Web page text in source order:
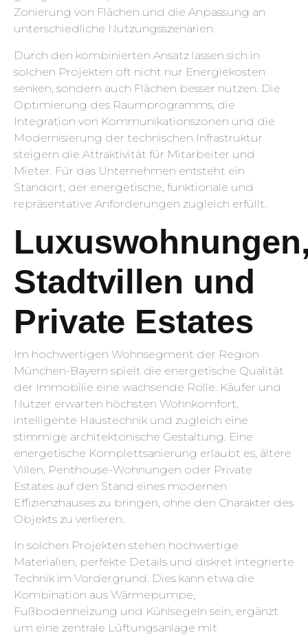
Zonierung von Flächen und die Anpassung an
unterschiedliche Nutzungsszenarien.
Durch den kombinierten Ansatz lassen sich in
solchen Projekten oft nicht nur Energiekosten
senken, sondern auch Flächen besser nutzen. Die
Optimierung des Raumprogramms, die
Integration von Kommunikationszonen und die
Modernisierung der technischen Infrastruktur
steigern die Attraktivität für Mitarbeiter und
Mieter. Für das Unternehmen entsteht ein
Standort, der energetische, funktionale und
repräsentative Anforderungen zugleich erfüllt.
Stadtvillen und
Private Estates
Im hochwertigen Wohnsegment der Region
München-Bayern spielt die energetische Qualität
der Immobilie eine wachsende Rolle. Käufer und
Nutzer erwarten höchsten Wohnkomfort,
intelligente Haustechnik und zugleich eine
stimmige architektonische Gestaltung. Eine
energetische Komplettsanierung erlaubt es, ältere
Villen, Penthouse-Wohnungen oder Private
Estates auf den Stand eines modernen
Effizienzhauses zu bringen, ohne den Charakter des
Objekts zu verlieren.
In solchen Projekten stehen hochwertige
Materialien, perfekte Details und diskret integrierte
Technik im Vordergrund. Dies kann etwa die
Kombination aus Wärmepumpe,
Fußbodenheizung und Kühlsegeln sein, ergänzt
um eine zentrale Lüftungsanlage mit